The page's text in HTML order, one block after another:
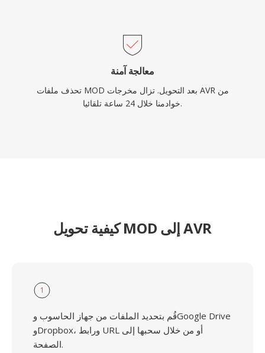
معالجة آمنة
تحذف ملفات MOD بعد التحويل. تزال مخرجات AVR من
خوادمنا خلال 24 ساعة تلقائيا.
كيفية تحويل MOD إلى AVR
1
قُم بتحديد الملفات من جهاز الحاسوب وGoogle Drive
وDropbox، ورابط URL أو من خلال سحبها إلى
الصفحة.